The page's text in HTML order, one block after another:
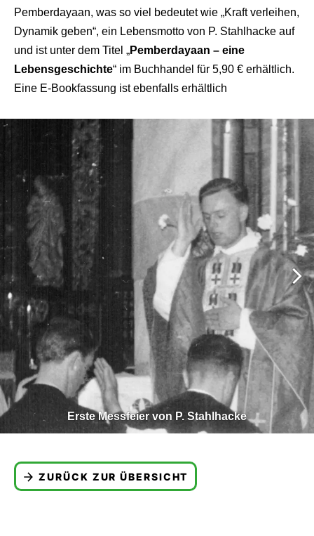
Pemberdayaan, was so viel bedeutet wie „Kraft verleihen,
Dynamik geben“, ein Lebensmotto von P. Stahlhacke auf
und ist unter dem Titel „Pemberdayaan – eine
Lebensgeschichte“ im Buchhandel für 5,90 € erhältlich.
Eine E-Bookfassung ist ebenfalls erhältlich
Erste Messfeier von P. Stahlhacke
ZURÜCK ZUR ÜBERSICHT